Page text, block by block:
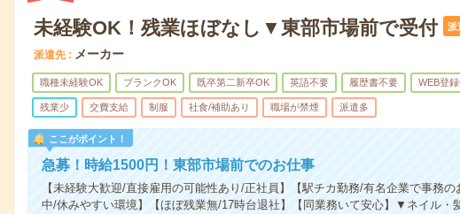
未経験OK！残業ほぼなし▼東部市場前で受付 派
派遣先 メーカー
職種未経験OK ブランクOK 既卒第二新卒OK 英語不要 履歴書不要 WEB登
残業少 交費支給 制服 社食/補助あり 職場が禁煙 派遣多
ここがポイント！
急募！時給1500円！東部市場前でのお仕事
【未経験大歓迎/直接雇用の可能性あり/正社員】【駅チカ勤務/有名企業で事務
中/休みやすい環境】【ほぼ残業無/17時台退社】【同業務いて安心】▼ネイル